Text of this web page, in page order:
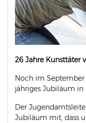
26 Jahre Kunsttäter
Noch im
jähriges Jubiläum in
Der
Jubiläum mit, dass